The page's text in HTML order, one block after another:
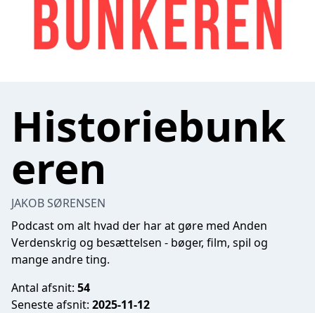
Historiebunk
eren
JAKOB SØRENSEN
Podcast om alt hvad der har at gøre med Anden
Verdenskrig og besættelsen - bøger, film, spil og
mange andre ting.
Antal afsnit: 54
Seneste afsnit: 2025-11-12